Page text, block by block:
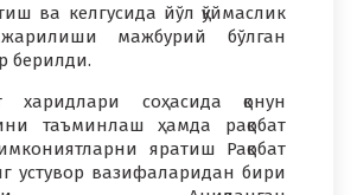
ва келгусида йўл қўймаслик
мажбурий бўлган
берилди.
харидлари соҳасида қонун
таъминлаш ҳамда рақобат
яратиш Рақобат
устувор вазифаларидан бири